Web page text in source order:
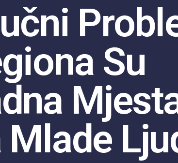
Su
Mlade